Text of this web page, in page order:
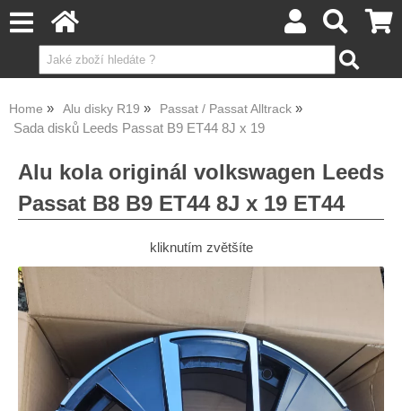
Home Alu disky R19 Passat / Passat Alltrack
Sada disků Leeds Passat B9 ET44 8J x 19
Alu kola originál volkswagen Leeds
Passat B8 B9 ET44 8J x 19 ET44
kliknutím zvětšíte